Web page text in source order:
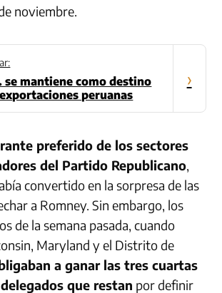
noviembre.
se mantiene como destino
peruanas
›
preferido de los sectores
del Partido Republicano,
convertido en la sorpresa de las
a Romney. Sin embargo, los
de la semana pasada, cuando
Maryland y el Distrito de
a ganar las tres cuartas
que restan por definir